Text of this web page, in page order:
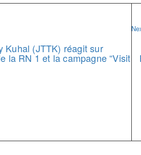
Kuhal (JTTK) réagit sur
la RN 1 et la campagne “Visit